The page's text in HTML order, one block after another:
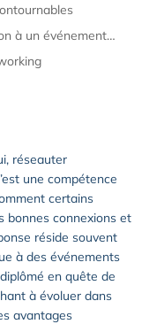
Préparer et optimiser sa participation à un événement de networking
réseauter
une compétence
certains
bonnes connexions et
réside souvent
à des événements
en quête de
à évoluer dans
avantages